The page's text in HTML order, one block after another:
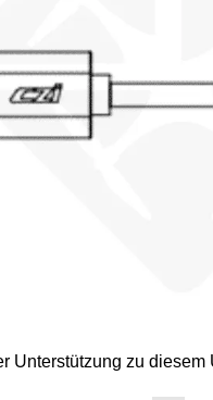
Unterstützung zu diesem